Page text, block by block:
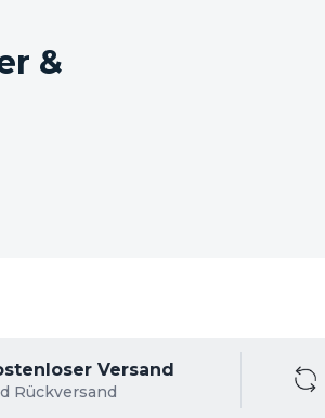
&
Versand
Rückversand